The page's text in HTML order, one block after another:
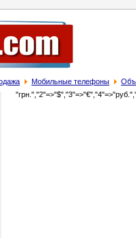
Мобильные телефоны